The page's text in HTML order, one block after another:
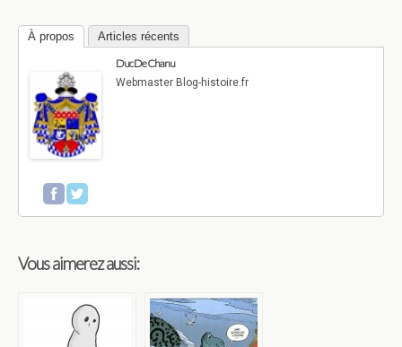
À propos
Articles récents
Duc De Chanu
Webmaster Blog-histoire.fr
Vous aimerez aussi: